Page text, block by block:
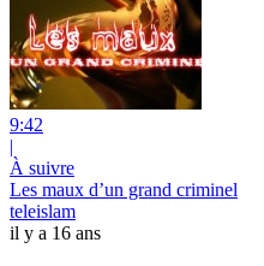
9:42
|
À suivre
Les maux d’un grand criminel
teleislam
il y a 16 ans